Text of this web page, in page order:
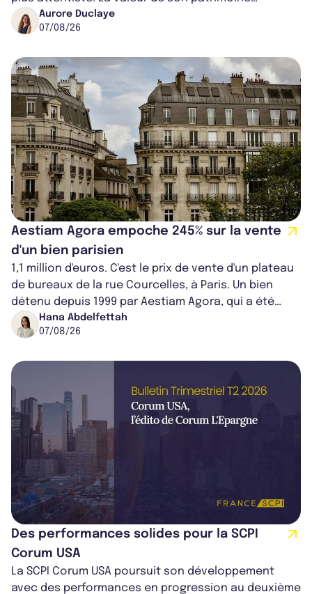
progresse de 3,8% à périmètre constan...
Aurore Duclaye
07/08/26
Aestiam Agora empoche 245% sur la vente
d'un bien parisien
1,1 million d'euros. C'est le prix de vente d'un plateau
de bureaux de la rue Courcelles, à Paris. Un bien
détenu depuis 1999 par Aestiam Agora, qui a été
cédé avec une plus-value...
Hana Abdelfettah
07/08/26
Des performances solides pour la SCPI
Corum USA
La SCPI Corum USA poursuit son développement
avec des performances en progression au deuxième